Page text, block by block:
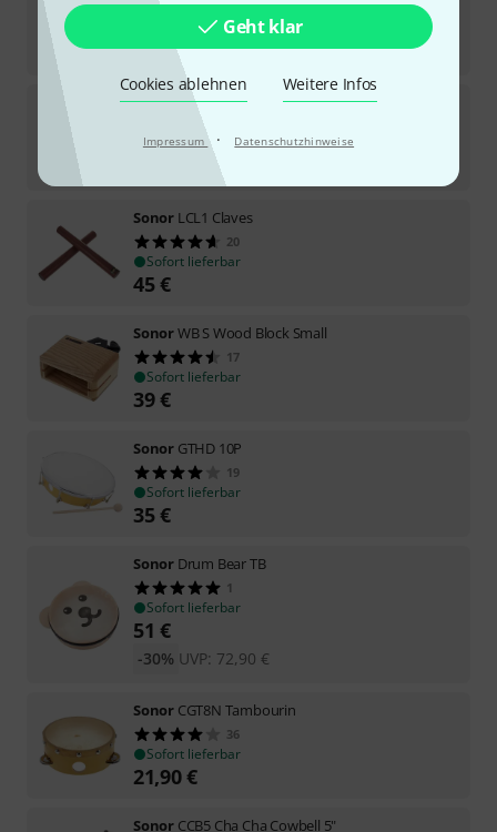
Geht klar
Cookies ablehnen Weitere Infos
Impressum · Datenschutzhinweise
32
Sofort lieferbar
24,90€
SonorFSB Fiberglass Shekere Black
In 1–2 Wochen lieferbar
Sonor LCL1 Claves
20
Sofort lieferbar
45€
SonorWB S Wood Block Small
17
Sofort lieferbar
39€
Sonor GTHD 10P
19
Sofort lieferbar
35€
Sonor Drum Bear TB
1
Sofort lieferbar
51 €
UVP: 72,90 €
-30%
Sonor CGT8N Tambourin
36
Sofort lieferbar
21,90€
Sonor CCB5 Cha Cha Cowbell 5"